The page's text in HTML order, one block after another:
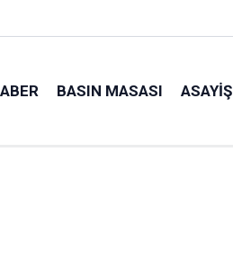
BASIN MASASI ASAYIŞ